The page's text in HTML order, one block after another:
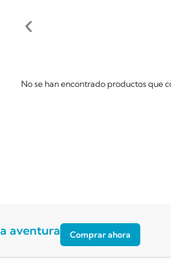
No se han encontrado productos que
aventura Comprar ahora